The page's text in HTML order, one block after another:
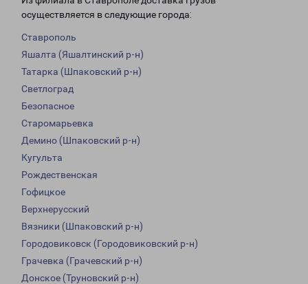
осуществляется в следующие города:
Ставрополь
Яшалта (Яшалтинский р-н)
Татарка (Шпаковский р-н)
Светлоград
Безопасное
Старомарьевка
Демино (Шпаковский р-н)
Кугульта
Рождественская
Гофицкое
Верхнерусский
Вязники (Шпаковский р-н)
Городовиковск (Городовиковский р-н)
Грачевка (Грачевский р-н)
Донское (Труновский р-н)